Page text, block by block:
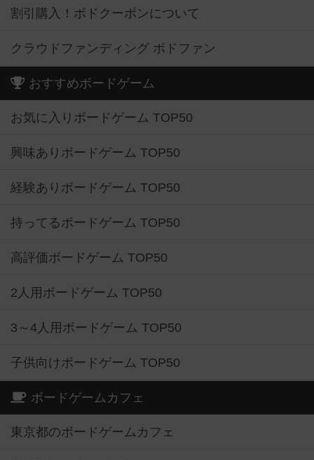
割引購入！ボドクーポンについて
クラウドファンディング ボドファン
おすすめボードゲーム
お気に入りボードゲーム TOP50
興味ありボードゲーム TOP50
経験ありボードゲーム TOP50
持ってるボードゲーム TOP50
高評価ボードゲーム TOP50
2人用ボードゲーム TOP50
3～4人用ボードゲーム TOP50
子供向けボードゲーム TOP50
ボードゲームカフェ
東京都のボードゲームカフェ